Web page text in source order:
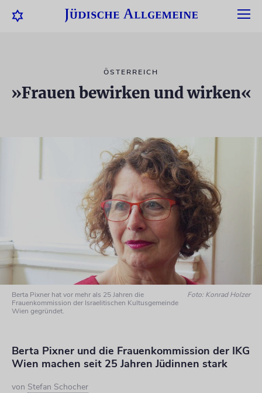
ÖSTERREICH
»Frauen bewirken und wirken«
Berta Pixner hat vor mehr als 25 Jahren die
Frauenkommission der Israelitischen Kultusgemeinde
Wien gegründet.
Foto: Konrad Holzer
Berta Pixner und die Frauenkommission der IKG
Wien machen seit 25 Jahren Jüdinnen stark
von Stefan Schocher